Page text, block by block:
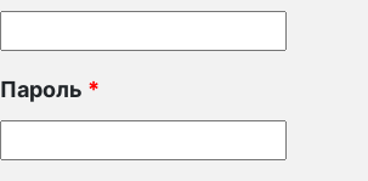
Пароль *